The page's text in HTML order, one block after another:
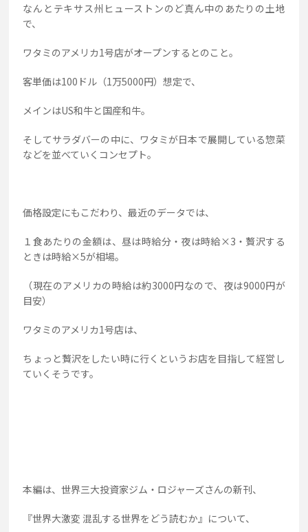
なんとテキサス州ヒューストンのど真ん中のあたりの土地
で、
ワタミのアメリカ1号店がオープンするとのこと。
客単価は100ドル（1万5000円）想定で、
メインはUS和牛と国産和牛。
そしてサラダバーの中に、ワタミが日本で展開している惣菜
などを並べていくコンセプト。
価格設定にもこだわり、最近のデータでは、
１食あたりの金額は、昼は時給分・夜は時給×3・贅沢する
ときは時給×5が相場。
（現在のアメリカの時給は約3000円なので、夜は9000円が
目安）
ワタミのアメリカ1号店は、
ちょっと贅沢をしたい時に行くというお店を目指して経営し
ていくそうです。
本編は、世界三大投資家ジム・ロジャーズさんの新刊、
『世界大激変 混乱する世界をどう読むか』について、